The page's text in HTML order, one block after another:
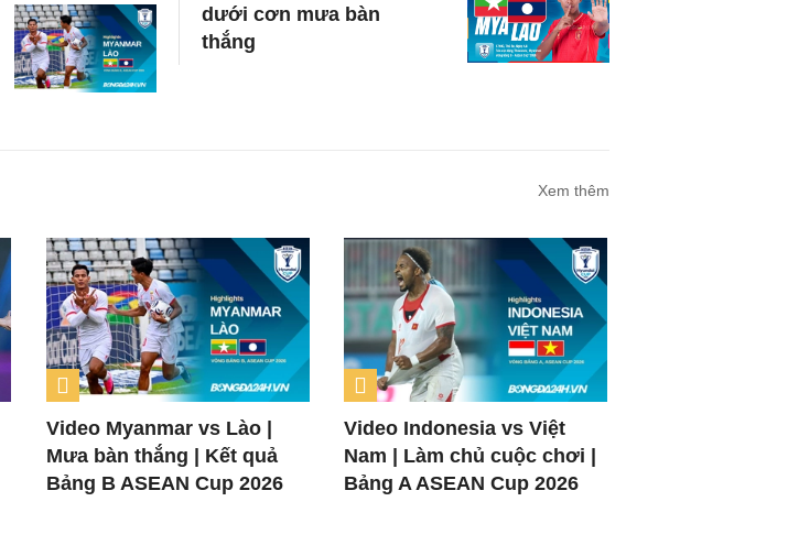
dưới cơn mưa bàn
thắng
Xem thêm
Video Myanmar vs Lào |
Mưa bàn thắng | Kết quả
Bảng B ASEAN Cup 2026
Video Indonesia vs Việt
Nam | Làm chủ cuộc chơi |
Bảng A ASEAN Cup 2026